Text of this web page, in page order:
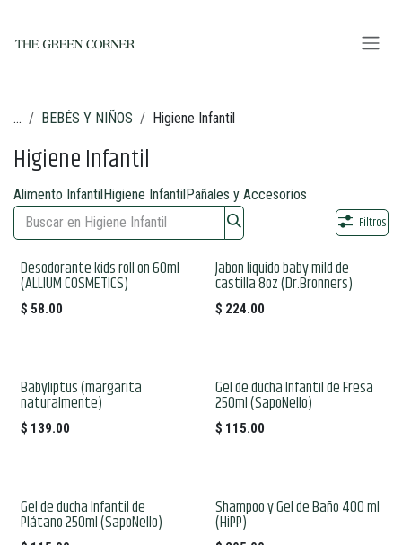
... BEBÉS Y NIÑOS Higiene Infantil
Higiene Infantil
Alimento InfantilHigiene InfantilPañales y Accesorios
Filtros
Desodorante kids roll on 60ml
(ALLIUM COSMETICS)
$ 58.00
Jabon liquido baby mild de
castilla 8oz (Dr.Bronners)
$ 224.00
Babyliptus (margarita
naturalmente)
$ 139.00
Gel de ducha Infantil de Fresa
250ml (SapoNello)
$ 115.00
Gel de ducha Infantil de
Plátano 250ml (SapoNello)
Shampoo y Gel de Baño 400 ml
(HiPP)